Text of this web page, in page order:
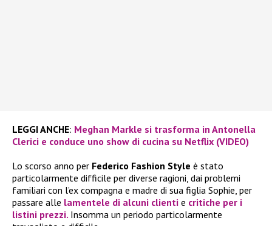
LEGGI ANCHE: Meghan Markle si trasforma in Antonella
Clerici e conduce uno show di cucina su Netflix (VIDEO)
Lo scorso anno per Federico Fashion Style è stato
particolarmente difficile per diverse ragioni, dai problemi
familiari con l’ex compagna e madre di sua figlia Sophie, per
passare alle lamentele di alcuni clienti e critiche per i
listini prezzi. Insomma un periodo particolarmente